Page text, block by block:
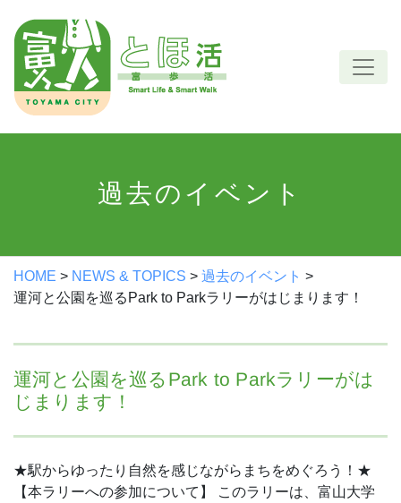
content
過去のイベント
HOME > NEWS & TOPICS > 過去のイベント >
運河と公園を巡るPark to Parkラリーがはじまります！
運河と公園を巡るPark to Parkラリーがは
じまります！
★駅からゆったり自然を感じながらまちをめぐろう！★
【本ラリーへの参加について】
このラリーは、富山大学